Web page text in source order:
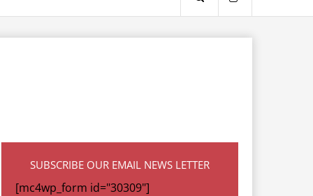
SUBSCRIBE OUR EMAIL NEWS LETTER
[mc4wp_form id="30309"]